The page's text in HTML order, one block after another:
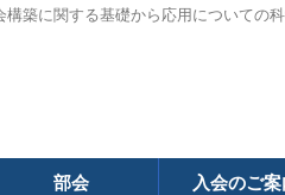
築に関する基礎から応用についての
部会 入会のご